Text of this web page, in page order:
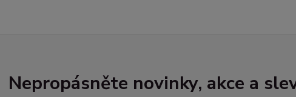
Nepropásněte novinky, akce a